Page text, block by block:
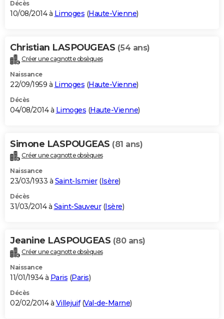
Décès
10/08/2014 à Limoges (Haute-Vienne)
Christian LASPOUGEAS (54 ans)
Créer une cagnotte obsèques
Naissance
22/09/1959 à Limoges (Haute-Vienne)
Décès
04/08/2014 à Limoges (Haute-Vienne)
Simone LASPOUGEAS (81 ans)
Créer une cagnotte obsèques
Naissance
23/03/1933 à Saint-Ismier(Isère)
Décès
31/03/2014 à Saint-Sauveur(Isère)
Jeanine LASPOUGEAS (80 ans)
Créer une cagnotte obsèques
Naissance
11/01/1934 à Paris (Paris)
Décès
02/02/2014 à Villejuif(Val-de-Marne)